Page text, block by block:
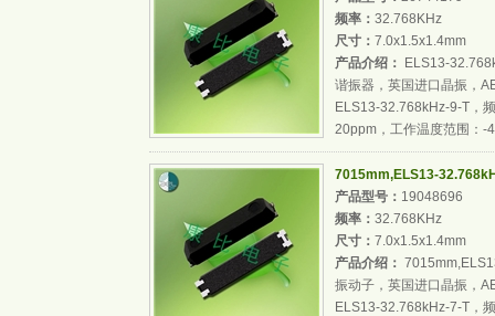
频率： 32.768KHz
尺寸： 7.0x1.5x1.4mm
产品介绍：
ELS13-
谐振器，英国进口晶振，
ELS13-32.768kHz-9-T，
20ppm，工作温度范围：-
7015mm,ELS13-
产品型号： 19048696
频率： 32.768KHz
尺寸： 7.0x1.5x1.4mm
产品介绍：
振动子，英国进口晶振，
ELS13-32.768kHz-7-T，